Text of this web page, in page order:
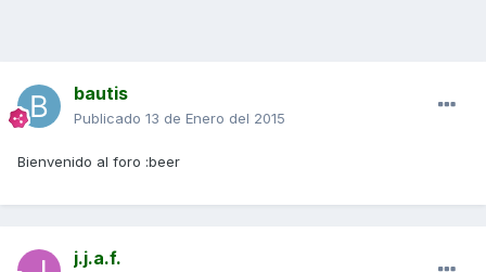
bautis
Publicado 13 de Enero del 2015
Bienvenido al foro :beer
j.j.a.f.